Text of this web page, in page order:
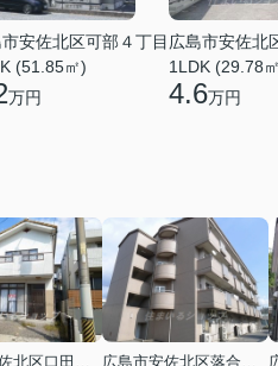
安佐北区可部４丁目
(51.85㎡)
万円
広島市安佐北
1LDK (29.78
4.6万円
広島市安佐北区口田５丁目
広島市安佐北区落合２丁目